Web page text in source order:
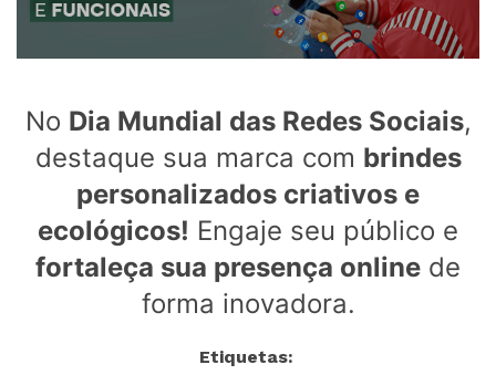
No Dia Mundial das Redes Sociais,
destaque sua marca com brindes
personalizados criativos e
ecológicos! Engaje seu público e
fortaleça sua presença online de
forma inovadora.
Etiquetas: